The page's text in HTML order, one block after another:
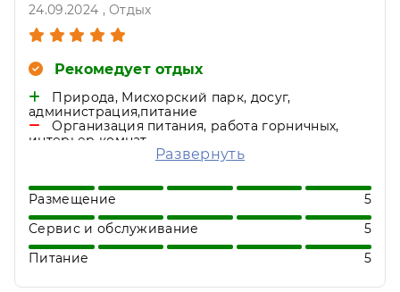
24.09.2024 , Отдых
Рекомедует отдых
Природа, Мисхорский парк, досуг,
администрация,питание
Организация питания, работа горничных,
интерьер комнат
Общий уровень комфорта санатория
посетили, мне кажется стоит после
Дюльбера и АйДаниля, на уровне Ай
Петри, Форос, Горный. Это мое личное
мнение
Развернуть
Размещение
5
Сервис и обслуживание
5
Питание
5